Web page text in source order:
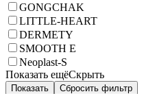
GONGCHAK
LITTLE-HEART
DERMETY
SMOOTH E
Neoplast-S
Показать ещёСкрыть
Показать Сбросить фильтр